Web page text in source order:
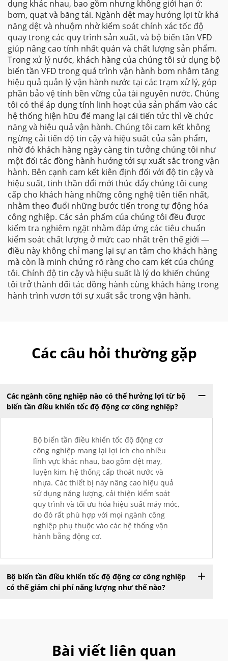
dụng khác nhau, bao gồm nhưng không giới hạn ở:
bơm, quạt và băng tải. Ngành dệt may hưởng lợi từ khả
năng dệt và nhuộm nhờ kiểm soát chính xác tốc độ
quay trong các quy trình sản xuất, và bộ biến tần VFD
giúp nâng cao tính nhất quán và chất lượng sản phẩm.
Trong xử lý nước, khách hàng của chúng tôi sử dụng bộ
biến tần VFD trong quá trình vận hành bơm nhằm tăng
hiệu quả quản lý vận hành nước tại các trạm xử lý, góp
phần bảo vệ tính bền vững của tài nguyên nước. Chúng
tôi có thể áp dụng tính linh hoạt của sản phẩm vào các
hệ thống hiện hữu để mang lại cải tiến tức thì về chức
năng và hiệu quả vận hành. Chúng tôi cam kết không
ngừng cải tiến độ tin cậy và hiệu suất của sản phẩm,
nhờ đó khách hàng ngày càng tin tưởng chúng tôi như
một đối tác đồng hành hướng tới sự xuất sắc trong vận
hành. Bên cạnh cam kết kiên định đối với độ tin cậy và
hiệu suất, tinh thần đổi mới thúc đẩy chúng tôi cung
cấp cho khách hàng những công nghệ tiên tiến nhất,
nhằm theo đuổi những bước tiến trong tự động hóa
công nghiệp. Các sản phẩm của chúng tôi đều được
kiểm tra nghiêm ngặt nhằm đáp ứng các tiêu chuẩn
kiểm soát chất lượng ở mức cao nhất trên thế giới —
điều này không chỉ mang lại sự an tâm cho khách hàng
mà còn là minh chứng rõ ràng cho cam kết của chúng
tôi. Chính độ tin cậy và hiệu suất là lý do khiến chúng
tôi trở thành đối tác đồng hành cùng khách hàng trong
hành trình vươn tới sự xuất sắc trong vận hành.
Các câu hỏi thường gặp
Các ngành công nghiệp nào có thể hưởng lợi từ bộ
biến tần điều khiển tốc độ động cơ công nghiệp?
Bộ biến tần điều khiển tốc độ động cơ
công nghiệp mang lại lợi ích cho nhiều
lĩnh vực khác nhau, bao gồm dệt may,
luyện kim, hệ thống cấp thoát nước và
nhựa. Các thiết bị này nâng cao hiệu quả
sử dụng năng lượng, cải thiện kiểm soát
quy trình và tối ưu hóa hiệu suất máy móc,
do đó rất phù hợp với mọi ngành công
nghiệp phụ thuộc vào các hệ thống vận
hành bằng động cơ.
Bộ biến tần điều khiển tốc độ động cơ công nghiệp
có thể giảm chi phí năng lượng như thế nào?
Bài viết liên quan